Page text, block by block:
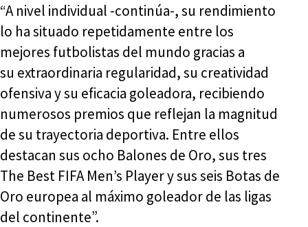
“A nivel individual -continúa-, su rendimiento
lo ha situado repetidamente entre los
mejores futbolistas del mundo gracias a
su extraordinaria regularidad, su creatividad
ofensiva y su eficacia goleadora, recibiendo
numerosos premios que reflejan la magnitud
de su trayectoria deportiva. Entre ellos
destacan sus ocho Balones de Oro, sus tres
The Best FIFA Men’s Player y sus seis Botas de
Oro europea al máximo goleador de las ligas
del continente”.